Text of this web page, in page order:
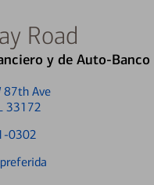
Road
y de Auto-Banco
87th Ave
33172
0302